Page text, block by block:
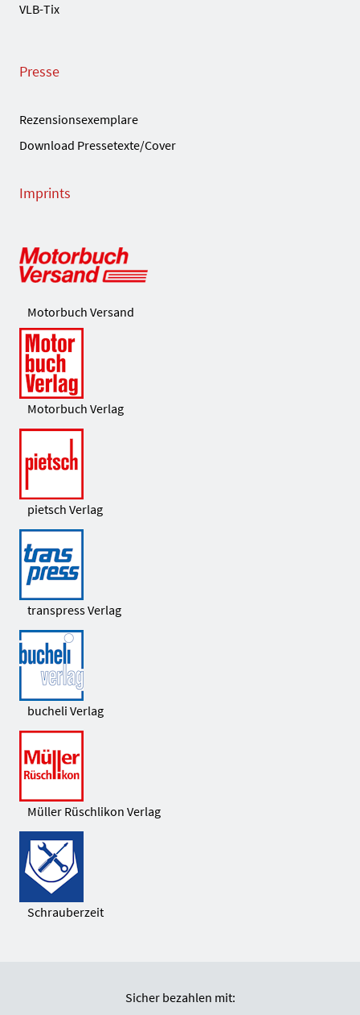
VLB-Tix
Presse
Rezensionsexemplare
Download Pressetexte/Cover
Imprints
Motorbuch Versand
Motorbuch Verlag
pietsch Verlag
transpress Verlag
bucheli Verlag
Müller Rüschlikon Verlag
Schrauberzeit
Sicher bezahlen mit: